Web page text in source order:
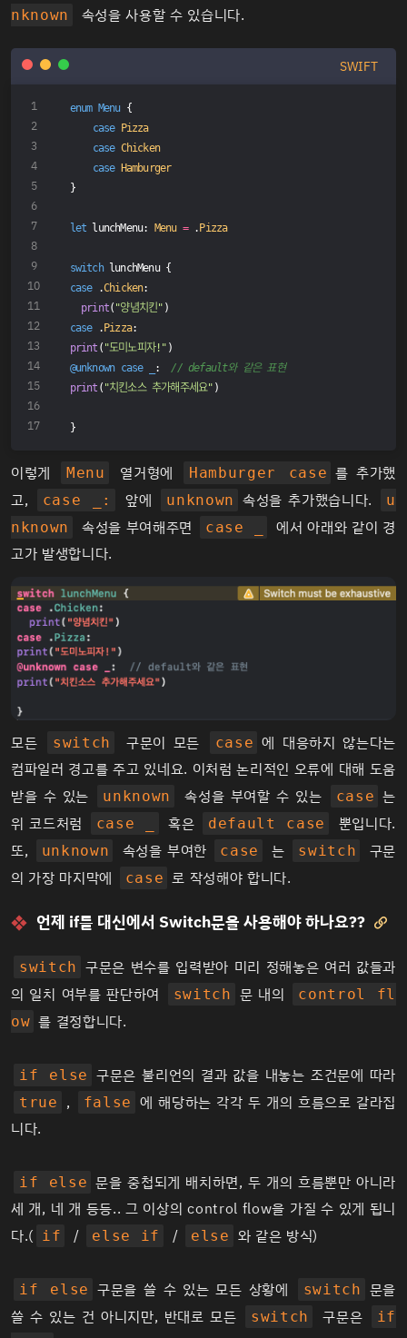
nknown
속성을 사용할 수 있습니다.
SWIFT
enum Menu {
case Pizza
case Chicken
case Hamburger
}
let lunchMenu: Menu = .Pizza
switch lunchMenu {
case .Chicken:
print( "양념치킨" )
case .Pizza:
print ( "도미노피자!" )
@unknown case : // default와 같은 표현
print ( "치킨소스 추가해주세요" )
}
이렇게 Menu 열거형에 Hamburger case 를 추가했
고,
case _: 앞에 unknown 속성을 추가했습니다.
u
nknown
속성을 부여해주면 case _
에서 아래와 같이 경
고가 발생합니다.
모든 switch 구문이 모든 case 에 대응하지 않는다는
컴파일러 경고를 주고 있네요. 이처럼 논리적인 오류에 대해 도움
받을 수 있는
unknown 속성을 부여할 수 있는 case 는
위 코드처럼
case _ 혹은 default case
뿐입니다.
또,
unknown 속성을 부여한 case 는 switch
구문
의 가장 마지막에
case 로 작성해야 합니다.
언제 if를 대신에서 Switch문을 사용해야 하나요?? 
switch 구문은 변수를 입력받아 미리 정해놓은 여러 값들과
의 일치 여부를 판단하여
switch 문 내의
control fl
ow 를 결정합니다.
if else 구문은 불리언의 결과 값을 내놓는 조건문에 따라
true , false 에 해당하는 각각 두 개의 흐름으로 갈라집
니다.
if else 문을 중첩되게 배치하면, 두 개의 흐름뿐만 아니라
세 개, 네 개 등등.. 그 이상의 control flow을 가질 수 있게 됩니
다.( if / else if / else 와 같은 방식)
if else 구문을 쓸 수 있는 모든 상황에 switch 문을
쓸 수 있는 건 아니지만, 반대로 모든
switch 구문은
if